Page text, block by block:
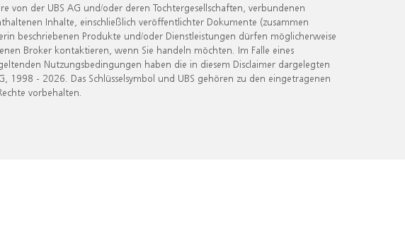
der UBS AG und/oder deren Tochtergesellschaften, verbundenen
Inhalte, einschließlich veröffentlichter Dokumente (zusammen
beschriebenen Produkte und/oder Dienstleistungen dürfen möglicherweise
Broker kontaktieren, wenn Sie handeln möchten. Im Falle eines
Nutzungsbedingungen haben die in diesem Disclaimer dargelegten
- 2026. Das Schlüsselsymbol und UBS gehören zu den eingetragenen
vorbehalten.